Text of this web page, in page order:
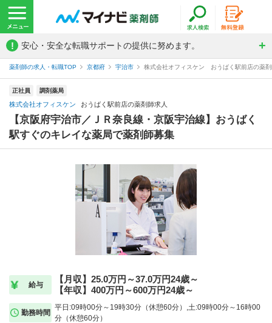
! 安心・安全な転職サポートの提供に努めます。
薬剤師の求人・転職TOP 京都府 宇治市 株式会社オフィスケン おうばく駅前店の薬
正社員 調剤薬局
株式会社オフィスケン おうばく駅前店の薬剤師求人
【京阪府宇治市／ＪＲ奈良線・京阪宇治線】おうばく
駅すぐのキレイな薬局で薬剤師募集
給与
【月収】25.0万円～37.0万円24歳～
【年収】400万円～600万円24歳～
勤務時間
平日:09時00分～19時30分（休憩60分）,土:09時00分～16時00
分（休憩60分）